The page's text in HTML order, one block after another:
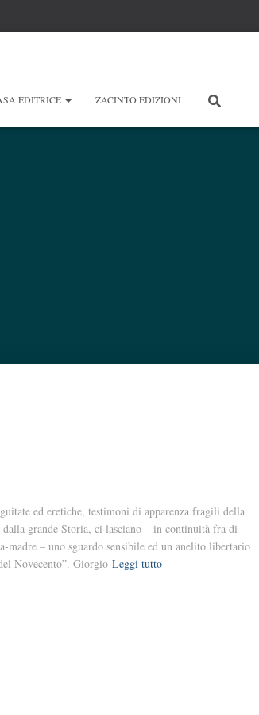
EDITRICE ZACINTO EDIZIONI
ed eretiche, testimoni di apparenza fragili della
grande Storia, ci lasciano – in continuità fra di
madre – uno sguardo sensibile ed un anelito libertario
Novecento”. Giorgio Leggi tutto